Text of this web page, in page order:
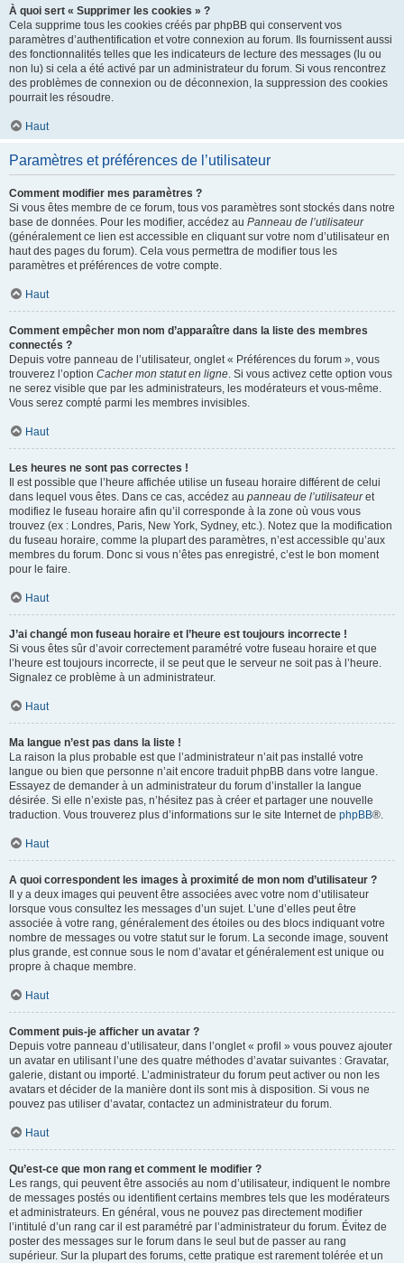
À quoi sert « Supprimer les cookies » ?
Cela supprime tous les cookies créés par phpBB qui conservent vos
paramètres d’authentification et votre connexion au forum. Ils fournissent aussi
des fonctionnalités telles que les indicateurs de lecture des messages (lu ou
non lu) si cela a été activé par un administrateur du forum. Si vous rencontrez
des problèmes de connexion ou de déconnexion, la suppression des cookies
pourrait les résoudre.
Haut
Paramètres et préférences de l’utilisateur
Comment modifier mes paramètres ?
Si vous êtes membre de ce forum, tous vos paramètres sont stockés dans notre
base de données. Pour les modifier, accédez au Panneau de l’utilisateur
(généralement ce lien est accessible en cliquant sur votre nom d’utilisateur en
haut des pages du forum). Cela vous permettra de modifier tous les
paramètres et préférences de votre compte.
Haut
Comment empêcher mon nom d’apparaître dans la liste des membres
connectés ?
Depuis votre panneau de l’utilisateur, onglet « Préférences du forum », vous
trouverez l’option Cacher mon statut en ligne. Si vous activez cette option vous
ne serez visible que par les administrateurs, les modérateurs et vous-même.
Vous serez compté parmi les membres invisibles.
Haut
Les heures ne sont pas correctes !
Il est possible que l’heure affichée utilise un fuseau horaire différent de celui
dans lequel vous êtes. Dans ce cas, accédez au panneau de l’utilisateuret
modifiez le fuseau horaire afin qu’il corresponde à la zone où vous vous
trouvez (ex : Londres, Paris, New York, Sydney, etc.). Notez que la modification
du fuseau horaire, comme la plupart des paramètres, n’est accessible qu’aux
membres du forum. Donc si vous n’êtes pas enregistré, c’est le bon moment
pour le faire.
Haut
J’ai changé mon fuseau horaire et l’heure est toujours incorrecte !
Si vous êtes sûr d’avoir correctement paramétré votre fuseau horaire et que
l’heure est toujours incorrecte, il se peut que le serveur ne soit pas à l’heure.
Signalez ce problème à un administrateur.
Haut
Ma langue n’est pas dans la liste !
La raison la plus probable est que l’administrateur n’ait pas installé votre
langue ou bien que personne n’ait encore traduit phpBB dans votre langue.
Essayez de demander à un administrateur du forum d’installer la langue
désirée. Si elle n’existe pas, n’hésitez pas à créer et partager une nouvelle
traduction. Vous trouverez plus d’informations sur le site Internet de phpBB®.
Haut
A quoi correspondent les images à proximité de mon nom d’utilisateur ?
Il y a deux images qui peuvent être associées avec votre nom d’utilisateur
lorsque vous consultez les messages d’un sujet. L’une d’elles peut être
associée à votre rang, généralement des étoiles ou des blocs indiquant votre
nombre de messages ou votre statut sur le forum. La seconde image, souvent
plus grande, est connue sous le nom d’avatar et généralement est unique ou
propre à chaque membre.
Haut
Comment puis-je afficher un avatar ?
Depuis votre panneau d’utilisateur, dans l’onglet « profil » vous pouvez ajouter
un avatar en utilisant l’une des quatre méthodes d’avatar suivantes : Gravatar,
galerie, distant ou importé. L’administrateur du forum peut activer ou non les
avatars et décider de la manière dont ils sont mis à disposition. Si vous ne
pouvez pas utiliser d’avatar, contactez un administrateur du forum.
Haut
Qu’est-ce que mon rang et comment le modifier ?
Les rangs, qui peuvent être associés au nom d’utilisateur, indiquent le nombre
de messages postés ou identifient certains membres tels que les modérateurs
et administrateurs. En général, vous ne pouvez pas directement modifier
l’intitulé d’un rang car il est paramétré par l’administrateur du forum. Évitez de
poster des messages sur le forum dans le seul but de passer au rang
supérieur. Sur la plupart des forums, cette pratique est rarement tolérée et un